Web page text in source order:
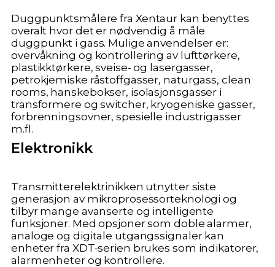
Duggpunktsmålere fra Xentaur kan benyttes
overalt hvor det er nødvendig å måle
duggpunkt i gass. Mulige anvendelser er:
overvåkning og kontrollering av lufttørkere,
plastikktørkere, sveise- og lasergasser,
petrokjemiske råstoffgasser, naturgass, clean
rooms, hanskebokser, isolasjonsgasser i
transformere og switcher, kryogeniske gasser,
forbrenningsovner, spesielle industrigasser
m.fl.
Elektronikk
Transmitterelektrinikken utnytter siste
generasjon av mikroprosessorteknologi og
tilbyr mange avanserte og intelligente
funksjoner. Med opsjoner som doble alarmer,
analoge og digitale utgangssignaler kan
enheter fra XDT-serien brukes som indikatorer,
alarmenheter og kontrollere.